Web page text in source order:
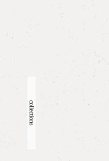
collections